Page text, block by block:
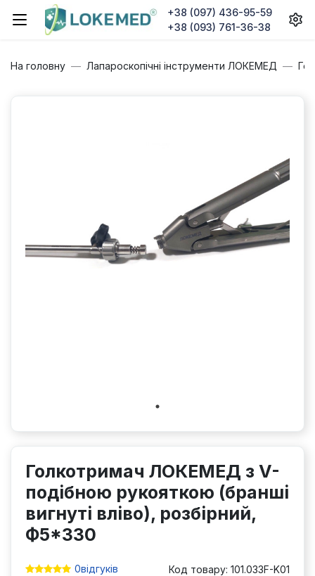
+38 (097) 436-95-59
+38 (093) 761-36-38
На головну Лапароскопічні інструменти ЛОКЕМЕД
Голкотримач ЛОКЕМЕД з V-
подібною рукояткою (бранші
вигнуті вліво), розбірний,
Ф5*330
0відгуків Код товару: 101.033F-K01